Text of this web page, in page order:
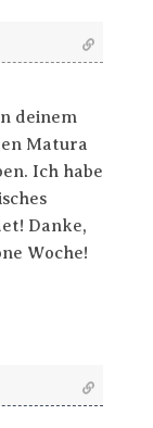
deinem
Matura
Ich habe
Danke,
Woche!